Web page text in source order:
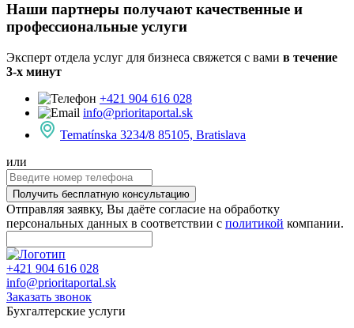
Наши партнеры получают качественные и
профессиональные услуги
Эксперт отдела услуг для бизнеса свяжется с вами в течение
3-х минут
+421 904 616 028
info@prioritaportal.sk
Tematínska 3234/8 85105, Bratislava
или
Получить бесплатную консультацию
Отправляя заявку, Вы даёте согласие на обработку
персональных данных в соответствии с политикой компании.
+421 904 616 028
info@prioritaportal.sk
Заказать звонок
Бухгалтерские услуги